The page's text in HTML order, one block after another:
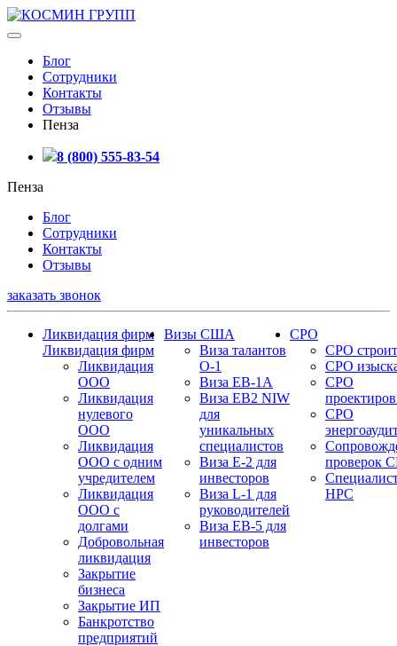
Блог
Сотрудники
Контакты
Отзывы
Пенза
8 (800) 555-83-54
Пенза
Блог
Сотрудники
Контакты
Отзывы
заказать звонок
Ликвидация фирм
Ликвидация фирм
Ликвидация
ООО
Ликвидация
нулевого
ООО
Ликвидация
ООО с одним
учредителем
Ликвидация
ООО с
долгами
Добровольная
ликвидация
Закрытие
бизнеса
Закрытие ИП
Банкротство
предприятий
Визы США
Виза талантов
О-1
Виза EB-1A
Виза EB2 NIW
для
уникальных
специалистов
Виза E-2 для
инвесторов
Виза L-1 для
руководителей
Виза EB-5 для
инвесторов
СРО
СРО
СРО
СРО
СРО
проверок
НРС